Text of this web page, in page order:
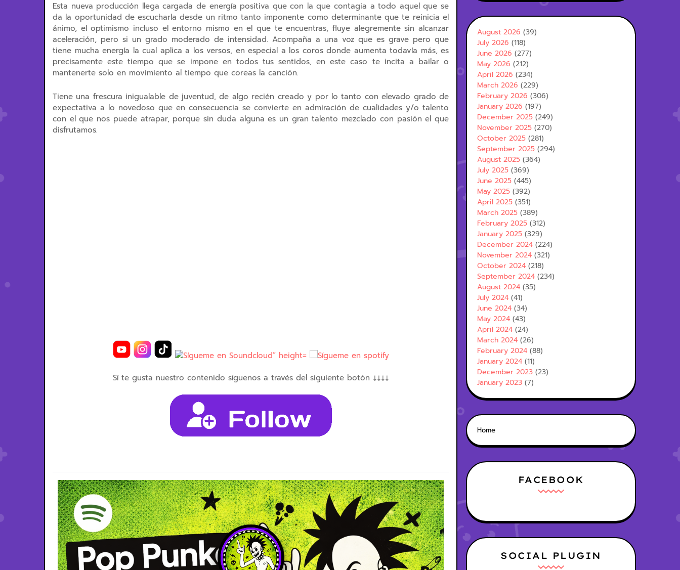
Esta nueva producción llega cargada de energía positiva que con la que contagia a todo aquel que se
da la oportunidad de escucharla desde un ritmo tanto imponente como determinante que te reinicia el
ánimo, el optimismo incluso el entorno mismo en el que te encuentras, fluye alegremente sin alcanzar
aceleración, pero si un grado moderado de intensidad. Acompaña a una voz que es grave pero que
tiene mucha energía la cual aplica a los versos, en especial a los coros donde aumenta todavía más, es
precisamente este tiempo que se impone en todos tus sentidos, en este caso te incita a bailar o
mantenerte solo en movimiento al tiempo que coreas la canción.
Tiene una frescura inigualable de juventud, de algo recién creado y por lo tanto con elevado grado de
expectativa a lo novedoso que en consecuencia se convierte en admiración de cualidades y/o talento
con el que nos puede atrapar, porque sin duda alguna es un gran talento mezclado con pasión el que
disfrutamos.
Sí te gusta nuestro contenido síguenos a través del siguiente botón ↓↓↓↓
August 2026 (39)
July 2026 (118)
June 2026 (277)
May 2026 (212)
April 2026 (234)
March 2026 (229)
February 2026 (306)
January 2026 (197)
December 2025 (249)
November 2025 (270)
October 2025 (281)
September 2025 (294)
August 2025 (364)
July 2025 (369)
June 2025 (445)
May 2025 (392)
April 2025 (351)
March 2025 (389)
February 2025 (312)
January 2025 (329)
December 2024 (224)
November 2024 (321)
October 2024 (218)
September 2024 (234)
August 2024 (35)
July 2024 (41)
June 2024 (34)
May 2024 (43)
April 2024 (24)
March 2024 (26)
February 2024 (88)
January 2024 (11)
December 2023 (23)
January 2023 (7)
Home
FACEBOOK
SOCIAL PLUGIN